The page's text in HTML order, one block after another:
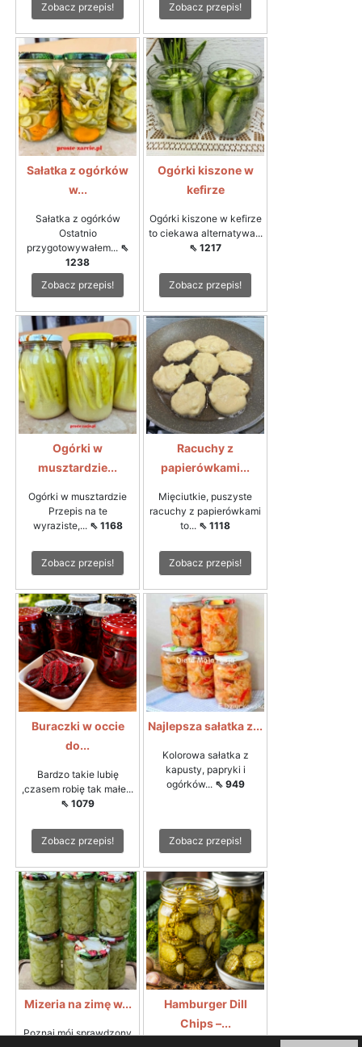
Zobacz przepis! Zobacz przepis!
Sałatka z ogórków
w...
Sałatka z ogórków
Ostatnio
przygotowywałem... ⇖
1238
Zobacz przepis!
Ogórki kiszone w
kefirze
Ogórki kiszone w kefirze
to ciekawa alternatywa...
⇖ 1217
Zobacz przepis!
Ogórki w
musztardzie...
Ogórki w musztardzie
Przepis na te
wyraziste,... ⇖ 1168
Zobacz przepis!
Racuchy z
papierówkami...
Mięciutkie, puszyste
racuchy z papierówkami
to... ⇖ 1118
Zobacz przepis!
Buraczki w occie
do...
Bardzo takie lubię
,czasem robię tak małe...
⇖ 1079
Zobacz przepis!
Najlepsza sałatka z...
Kolorowa sałatka z
kapusty, papryki i
ogórków... ⇖ 949
Zobacz przepis!
Mizeria na zimę w...
Poznaj mój sprawdzony
Hamburger Dill
Chips –...